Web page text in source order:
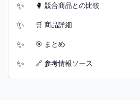
🥊 競合商品との比較
🛒 商品詳細
🎯 まとめ
🔗 参考情報ソース